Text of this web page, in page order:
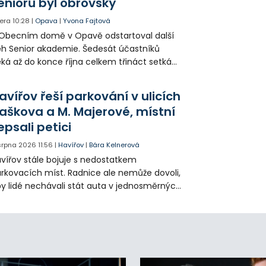
10:28 | Opava |Yvona Fajtová
domě v Opavě odstartoval další
Senior akademie. Šedesát účastníků
až do konce října celkem třináct setkání
Na závěr převezmou úspěšní
certifikáty o absolvování studia a
dárky.
řeší parkování v ulicích
a M. Majerové, místní
petici
2026 11:56 |Havířov |Bára Kelnerová
stále bojuje s nedostatkem
míst. Radnice ale nemůže dovoli,
lidé nechávali stát auta v jednosměrných
se teď řeší v jednom vnitrobloku, kde